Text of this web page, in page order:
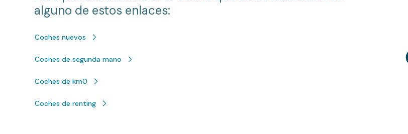
alguno de estos enlaces:
Coches nuevos
Coches de segunda mano
Coches de km0
Coches de renting